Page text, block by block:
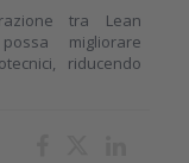
tra Lean
migliorare
riducendo